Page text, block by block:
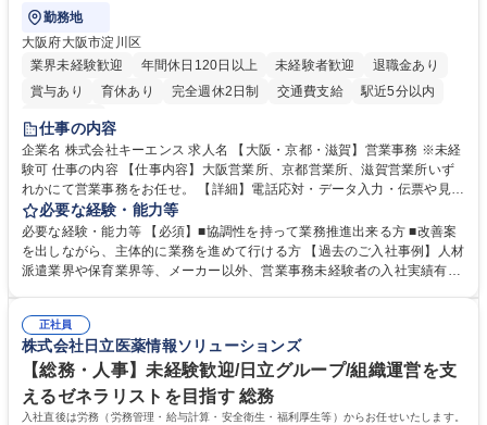
勤務地
大阪府大阪市淀川区
業界未経験歓迎
年間休日120日以上 未経験者歓迎
退職金あり
賞与あり
育休あり 完全週休2日制 交通費支給
駅近5分以内
土日祝休み
仕事の内容
企業名 株式会社キーエンス 求人名 【大阪・京都・滋賀】営業事務 ※未経
験可 仕事の内容 【仕事内容】大阪営業所、京都営業所、滋賀営業所いず
れかにて営業事務をお任せ。 【詳細】電話応対・データ入力・伝票や見積
の作成・カタログ送付・来客対応・営業所内で発生する事務業務や業務改
善をお任せ。 【教育制度】ご入社後、育成担当とペアになりながらOJTに
て業務を覚えていただくことが可能です。業務システムがきちんと構築さ
れているため、スムーズに仕事に慣れることができる環境です。また、
募集職種 【大阪・京都・滋賀】営業事務 ※未経験可
必要な経験・能力等
必要な経験・能力等 【必須】■協調性を持って業務推進出来る方 ■改善案
を出しながら、主体的に業務を進めて行ける方 【過去のご入社事例】人材
派遣業界や保育業界等、メーカー以外、営業事務未経験者の入社実績有
えて、お客様や社員の状況に合わせ、能動的なサポート、改善の動きも期
待され。組織を支えるスペシャリストとして、チームに貢献し、結果的に
社員から頼られる存在になることができます。平均19:30の退勤以降の業
務の持ち帰りも禁止されており、メリハリのある働き方となります。 学
歴・資格 学歴：大学院 大学 高専 短大 語学力： 資格：
正社員
株式会社日立医薬情報ソリューションズ
【総務・人事】未経験歓迎/日立グループ/組織運営を支
えるゼネラリストを目指す 総務
入社直後は労務（労務管理・給与計算・安全衛生・福利厚生等）からお任せいたします。